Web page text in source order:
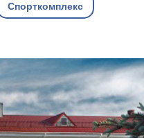
Спорткомплекс